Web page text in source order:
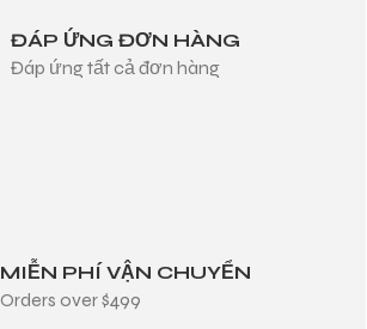
ĐÁP ỨNG ĐƠN HÀNG
Đáp ứng tất cả đơn hàng
MIỄN PHÍ VẬN CHUYỂN
Orders over $499